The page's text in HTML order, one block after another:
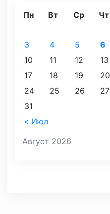
Август 2026
Пн Вт Ср Чт
« Июл
3
4 5 6
10
11 12 13
17
18 19 20
24
25 26 27
31